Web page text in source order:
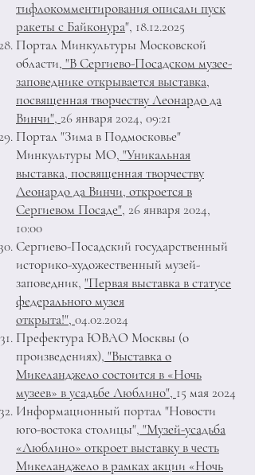
тифлокомментирования описали пуск
ракеты с Байконура", 18.12.2025
Портал Минкультуры Московской
области, "В Сергиево-Посадском музее-
заповеднике открывается выставка,
посвященная творчеству Леонардо да
Винчи", 26 января 2024, 09:21
Портал "Зима в Подмосковье"
Минкультуры МО, "Уникальная
выставка, посвященная творчеству
Леонардо да Винчи, откроется в
Сергиевом Посаде", 26 января 2024,
10:00
Сергиево-Посадский государственный
историко-художественный музей-
заповедник, "Первая выставка в статусе
федерального музея
открыта!", 04.02.2024
Префектура ЮВАО Москвы (о
произведениях), "Выставка о
Микеланджело состоится в «Ночь
музеев» в усадьбе Люблино", 15 мая 2024
Информационный портал "Новости
юго-востока столицы", "Музей-усадьба
«Люблино» откроет выставку в честь
Микеланджело в рамках акции «Ночь